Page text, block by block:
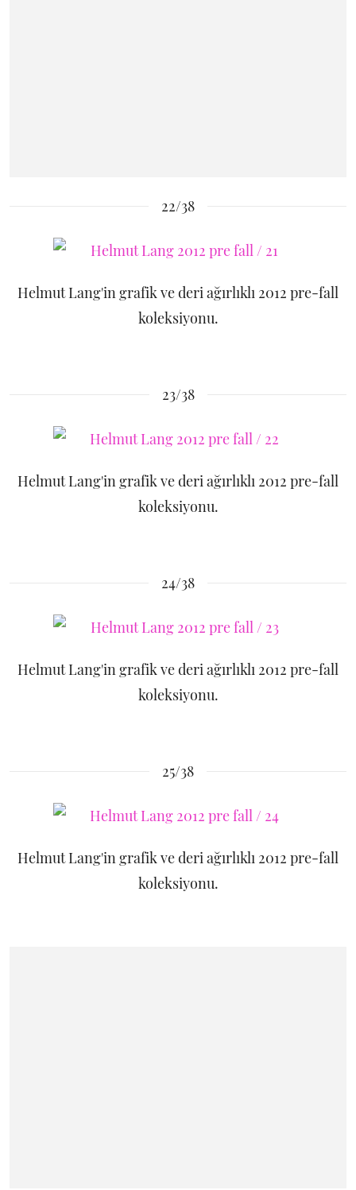
22/38
Helmut Lang'in grafik ve deri ağırlıklı 2012 pre-fall
koleksiyonu.
23/38
Helmut Lang'in grafik ve deri ağırlıklı 2012 pre-fall
koleksiyonu.
24/38
Helmut Lang'in grafik ve deri ağırlıklı 2012 pre-fall
koleksiyonu.
25/38
Helmut Lang'in grafik ve deri ağırlıklı 2012 pre-fall
koleksiyonu.